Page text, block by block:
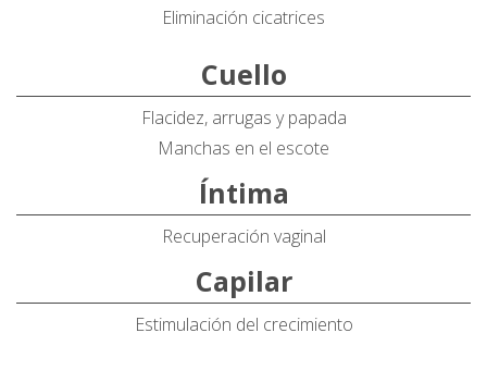
Eliminación cicatrices
Cuello
Flacidez, arrugas y papada
Manchas en el escote
Íntima
Recuperación vaginal
Capilar
Estimulación del crecimiento